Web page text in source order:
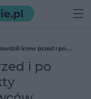
krew przed i po
i po